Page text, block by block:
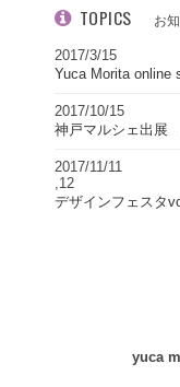
TOPICS お
2017/3/15
Yuca Morita online
2017/10/15
神戸マルシェ出展
2017/11/11
,12
デザインフェスタ
yuca